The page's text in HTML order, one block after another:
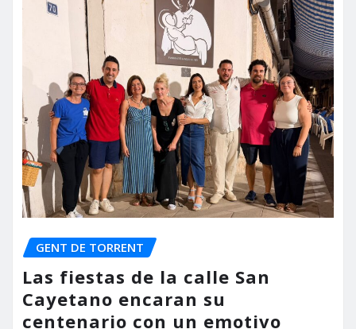
GENT DE TORRENT
Las fiestas de la calle San
Cayetano encaran su
centenario con un emotivo